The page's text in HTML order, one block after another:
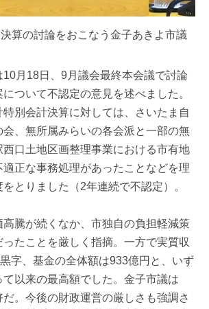
算の討論をおこなう金子あきよ市議
月18日、9月議会最終本会議で討論
ついて不認定の意見を述べました。
別会計決算に対しては、さいたま自
会、無所属みらいの各会派と一部の無
西口土地区画整理事業における市有地
正な事務処理があったことなどを理
とりました（2年連続で不認定）。
騰が続くなか、市独自の負担軽減策
たことを厳しく指摘。一方で実質収
字、基金の全体額は933億円と、いず
以来の最高額でした。金子市議は
だ。今後の財政運営の厳しさも強調さ